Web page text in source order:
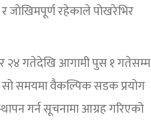
जोखिमपूर्ण रहेकाले पोखरेभिर
२४ गतेदेखि आगामी पुस १ गतेसम्म
समयमा वैकल्पिक सडक प्रयोग
गर्न सूचनामा आग्रह गरिएको